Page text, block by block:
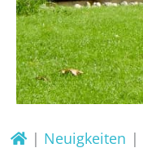
Neuigkeiten